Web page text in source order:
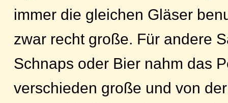
immer die gleichen Gläser
zwar recht große. Für andere
Schnaps oder Bier nahm das
verschieden große und von